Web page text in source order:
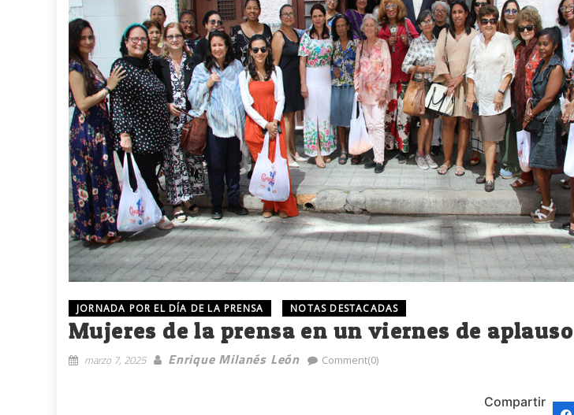
JORNADA POR EL DÍA DE LA PRENSA NOTAS DESTACADAS
Mujeres de la prensa en un viernes de aplauso
marzo 7, 2025 Enrique Milanés León Comment(0)
Compartir